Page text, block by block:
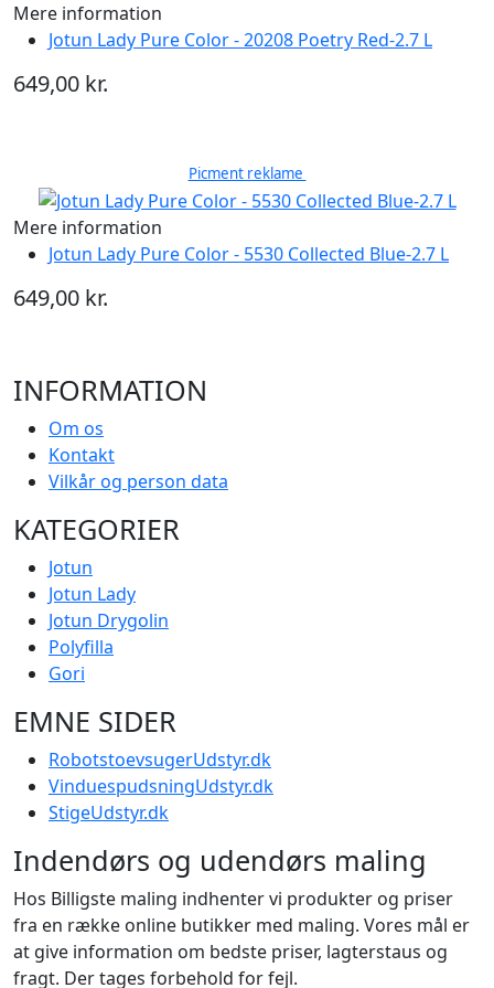
Mere information
Jotun Lady Pure Color - 20208 Poetry Red-2.7 L
649,00 kr.
Picment reklame
Mere information
Jotun Lady Pure Color - 5530 Collected Blue-2.7 L
649,00 kr.
INFORMATION
Om os
Kontakt
Vilkår og person data
KATEGORIER
Jotun
Jotun Lady
Jotun Drygolin
Polyfilla
Gori
EMNE SIDER
RobotstoevsugerUdstyr.dk
VinduespudsningUdstyr.dk
StigeUdstyr.dk
Indendørs og udendørs maling
Hos Billigste maling indhenter vi produkter og priser
fra en række online butikker med maling. Vores mål er
at give information om bedste priser, lagterstaus og
fragt. Der tages forbehold for fejl.